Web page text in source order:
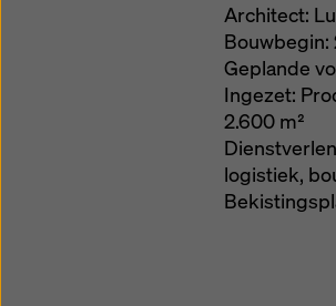
Architect:
Bouwbegin:
Geplande
Ingezet:
2.600 m²
logistiek,